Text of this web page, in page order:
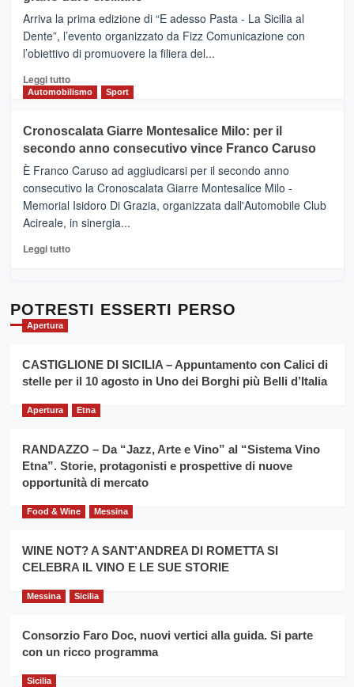
(Ct)
–
Il
Borgo
Gusto,
il
tra
sapori
vicoli
medievali
Arriva la prima edizione di “E adesso Pasta - La Sicilia al
Dente”, l’evento organizzato da Fizz Comunicazione con
l’obiettivo di promuovere la filiera del...
Leggi tuttoLeggi
di
Mondello
(Palermo)
–
“E
adesso
Pasta
–
Sicilia
l’
evento
la
filiera
grano
Automobilismo Sport
Cronoscalata Giarre Montesalice Milo: per il
secondo anno consecutivo vince Franco Caruso
È Franco Caruso ad aggiudicarsi per il secondo anno
consecutivo la Cronoscalata Giarre Montesalice Milo -
Memorial Isidoro Di Grazia, organizzata dall'Automobile Club
Acireale, in sinergia...
Leggi tuttoLeggi
Cronoscalata
per
il
anno
Franco
Caruso
POTRESTI ESSERTI PERSO
Apertura
CASTIGLIONE DI SICILIA – Appuntamento con Calici di
stelle per il 10 agosto in Uno dei Borghi più Belli d’Italia
Apertura Etna
RANDAZZO – Da “Jazz, Arte e Vino” al “Sistema Vino
Etna”. Storie, protagonisti e prospettive di nuove
opportunità di mercato
Food & Wine Messina
WINE NOT? A SANT’ANDREA DI ROMETTA SI
CELEBRA IL VINO E LE SUE STORIE
Messina Sicilia
Consorzio Faro Doc, nuovi vertici alla guida. Si parte
con un ricco programma
Sicilia